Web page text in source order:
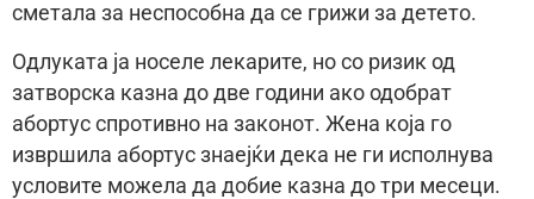
сметала за неспособна да се грижи за детето.
Одлуката ја носеле лекарите, но со ризик од
затворска казна до две години ако одобрат
абортус спротивно на законот. Жена која го
извршила абортус знаејќи дека не ги исполнува
условите можела да добие казна до три месеци.